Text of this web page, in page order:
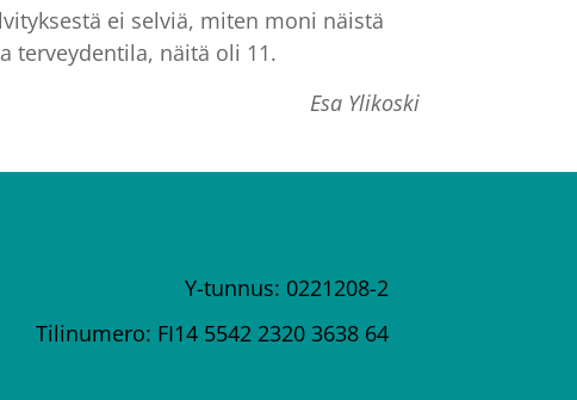
ei selviä, miten moni näistä
terveydentila, näitä oli 11.
Esa Ylikoski
Y-tunnus: 0221208-2
Tilinumero: FI14 5542 2320 3638 64